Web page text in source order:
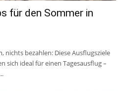
für den Sommer in
nichts bezahlen: Diese Ausflugsziele
sich ideal für einen Tagesausflug –